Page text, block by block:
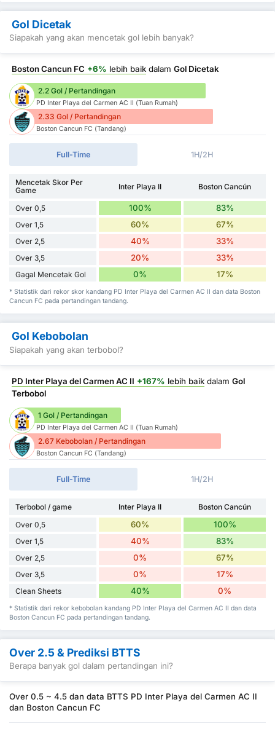
Gol Dicetak
Siapakah yang akan mencetak gol lebih banyak?
Boston Cancun FC +6% lebih baik dalam Gol Dicetak
2.2 Gol / Pertandingan
PD Inter Playa del Carmen AC II (Tuan Rumah)
2.33 Gol / Pertandingan
Boston Cancun FC (Tandang)
Full-Time 1H/2H
Mencetak Skor Per
Game
Inter Playa II Boston Cancún
Over 0,5 100% 83%
Over 1,5 60% 67%
Over 2,5 40% 33%
Over 3,5 20% 33%
Gagal Mencetak Gol 0% 17%
* Statistik dari rekor skor kandang PD Inter Playa del Carmen AC II dan data Boston
Cancun FC pada pertandingan tandang.
Gol Kebobolan
Siapakah yang akan terbobol?
PD Inter Playa del Carmen AC II +167% lebih baik dalam Gol
Terbobol
1 Gol / Pertandingan
PD Inter Playa del Carmen AC II (Tuan Rumah)
2.67 Kebobolan / Pertandingan
Boston Cancun FC (Tandang)
Full-Time 1H/2H
Terbobol / game Inter Playa II
Boston Cancún
Over 0,5
60% 100%
Over 1,5 40% 83%
Over 2,5 0% 67%
Over 3,5 0% 17%
Clean Sheets 40% 0%
* Statistik dari rekor kebobolan kandang PD Inter Playa del Carmen AC II dan data
Boston Cancun FC pada pertandingan tandang.
Over 2.5 & Prediksi BTTS
Berapa banyak gol dalam pertandingan ini?
Over 0.5 ~ 4.5 dan data BTTS PD Inter Playa del Carmen AC II
dan Boston Cancun FC